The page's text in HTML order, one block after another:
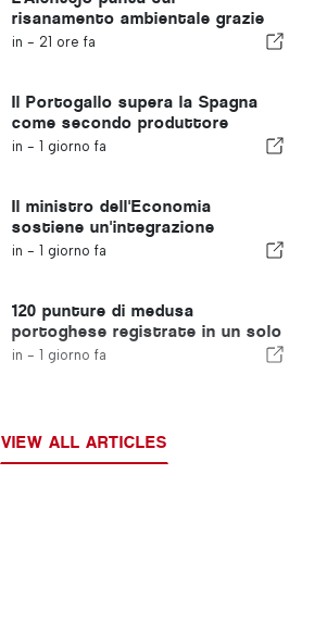
risanamento ambientale grazie
ai fondi europei
in - 21 ore fa
Il Portogallo supera la Spagna
come secondo produttore
europeo di calzature
in - 1 giorno fa
Il ministro dell'Economia
sostiene un'integrazione
regolamentata e garantisce un
in - 1 giorno fa
120 punture di medusa
portoghese registrate in un solo
giorno
in - 1 giorno fa
VIEW ALL ARTICLES